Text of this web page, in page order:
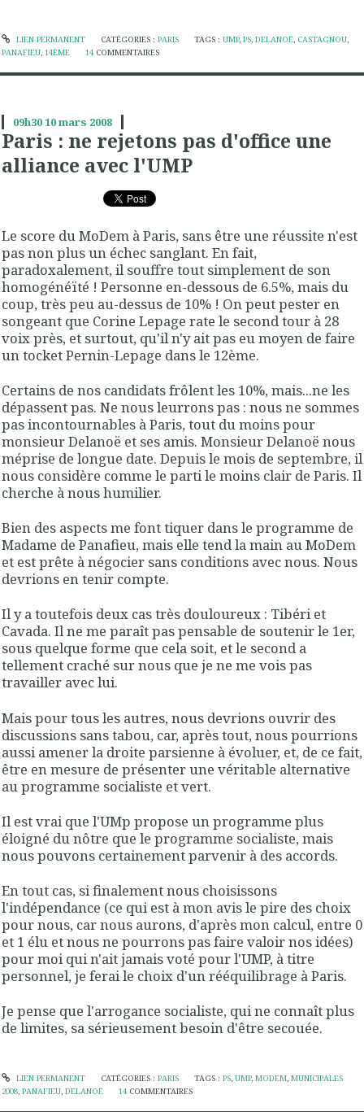
LIEN PERMANENT CATÉGORIES : PARIS TAGS :UMP,PS,DELANOË, CASTAGNOU,
PANAFIEU, 14ÈME 14 COMMENTAIRES
09h3010mars 2008
Paris : ne rejetons pas d'office une
alliance avec l'UMP
Le score du MoDem à Paris, sans être une réussite n'est
pas non plus un échec sanglant. En fait,
paradoxalement, il souffre tout simplement de son
homogénéïté ! Personne en-dessous de 6.5%, mais du
coup, très peu au-dessus de 10% ! On peut pester en
songeant que Corine Lepage rate le second tour à 28
voix près, et surtout, qu'il n'y ait pas eu moyen de faire
un tocket Pernin-Lepage dans le 12ème.
Certains de nos candidats frôlent les 10%, mais...ne les
dépassent pas. Ne nous leurrons pas : nous ne sommes
pas incontournables à Paris, tout du moins pour
monsieur Delanoë et ses amis. Monsieur Delanoë nous
méprise de longue date. Depuis le mois de septembre, il
nous considère comme le parti le moins clair de Paris. Il
cherche à nous humilier.
Bien des aspects me font tiquer dans le programme de
Madame de Panafieu, mais elle tend la main au MoDem
et est prête à négocier sans conditions avec nous. Nous
devrions en tenir compte.
Il y a toutefois deux cas très douloureux : Tibéri et
Cavada. Il ne me paraît pas pensable de soutenir le 1er,
sous quelque forme que cela soit, et le second a
tellement craché sur nous que je ne me vois pas
travailler avec lui.
Mais pour tous les autres, nous devrions ouvrir des
discussions sans tabou, car, après tout, nous pourrions
aussi amener la droite parsienne à évoluer, et, de ce fait,
être en mesure de présenter une véritable alternative
au programme socialiste et vert.
Il est vrai que l'UMp propose un programme plus
éloigné du nôtre que le programme socialiste, mais
nous pouvons certainement parvenir à des accords.
En tout cas, si finalement nous choisissons
l'indépendance (ce qui est à mon avis le pire des choix
pour nous, car nous aurons, d'après mon calcul, entre 0
et 1 élu et nous ne pourrons pas faire valoir nos idées)
pour moi qui n'ait jamais voté pour l'UMP, à titre
personnel, je ferai le choix d'un rééquilibrage à Paris.
Je pense que l'arrogance socialiste, qui ne connaît plus
de limites, sa sérieusement besoin d'être secouée.
LIEN PERMANENT CATÉGORIES : PARIS TAGS :PS,UMP,MODEM,MUNICIPALES
2008, PANAFIEU, DELANOË 14 COMMENTAIRES